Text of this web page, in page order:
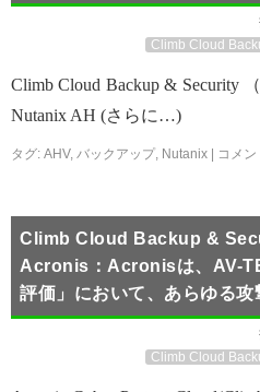
Climb Cloud
Climb Cloud Backup & Security
Nutanix AH (さらに…)
タグ: AHV, バックアップ, Nutanix コメ
Climb Cloud Backup &
Acronis：Acronisは、AV-
評価」において、あらゆる攻
Climb Cloud